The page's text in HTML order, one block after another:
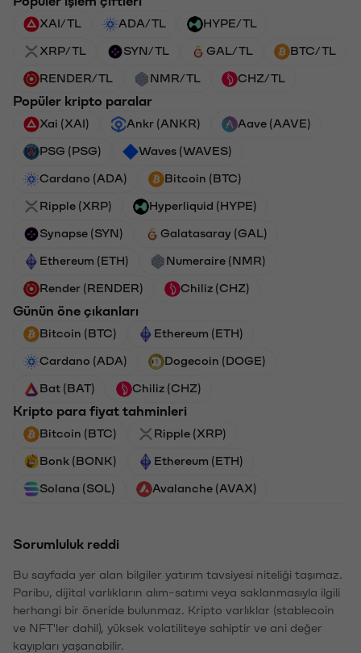
XAI/TL ADA/TL HYPE/TL
XRP/TL SYN/TL GAL/TL BTC/TL
RENDER/TL NMR/TL CHZ/TL
Popüler kripto paralar
Xai (XAI) Ankr (ANKR) Aave (AAVE)
PSG (PSG) Waves (WAVES)
Cardano (ADA) Bitcoin (BTC)
Ripple (XRP) Hyperliquid (HYPE)
Synapse (SYN) Galatasaray (GAL)
Ethereum (ETH) Numeraire (NMR)
Render (RENDER) Chiliz (CHZ)
Günün öne çıkanları
Bitcoin (BTC) Ethereum (ETH)
Cardano (ADA) Dogecoin (DOGE)
Bat (BAT) Chiliz (CHZ)
Kripto para fiyat tahminleri
Bitcoin (BTC) Ripple (XRP)
Bonk (BONK) Ethereum (ETH)
Solana (SOL) Avalanche (AVAX)
Sorumluluk reddi
Bu sayfada yer alan bilgiler yatırım tavsiyesi niteliği taşımaz.
Paribu, dijital varlıkların alım-satımı veya saklanmasıyla ilgili
herhangi bir öneride bulunmaz. Kripto varlıklar (stablecoin
ve NFT'ler dahil), yüksek volatiliteye sahiptir ve ani değer
kayıpları yaşanabilir.